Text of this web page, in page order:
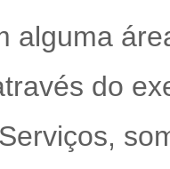
alguma
do